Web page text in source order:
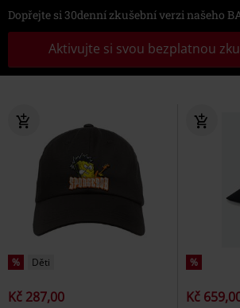
Dopřejte si 30denní zkušební verzi našeho
Aktivujte si svou bezplatnou
% Děti
Kč 287,00
%
Kč